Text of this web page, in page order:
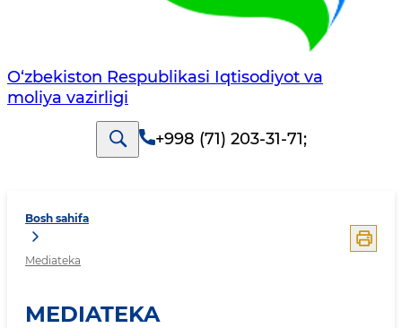
O‘zbekiston Respublikasi Iqtisodiyot va
moliya vazirligi
+998 (71) 203-31-71;
Bosh sahifa
Mediateka
MEDIATEKA